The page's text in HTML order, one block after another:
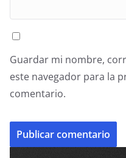
Guardar mi nombre,
este navegador para la
comentario.